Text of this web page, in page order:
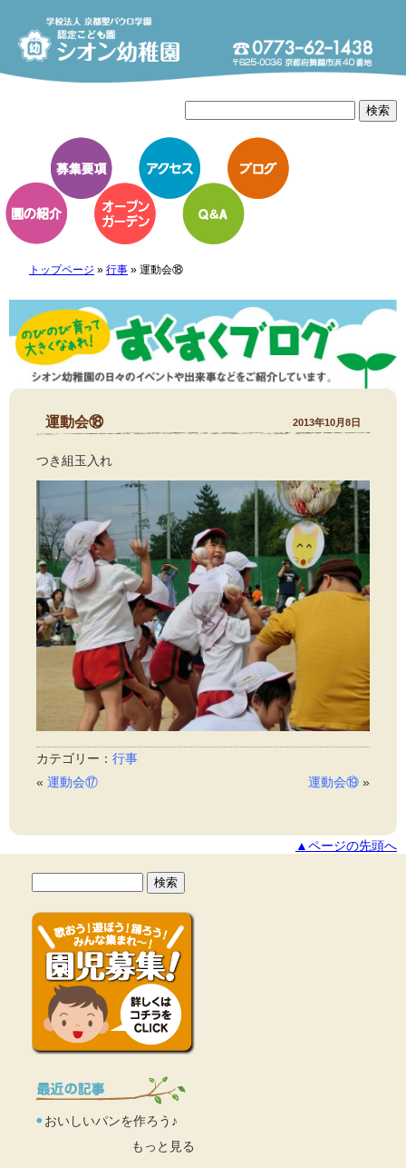
トップページ » 行事» 運動会⑱
運動会⑱ 2013年10月8日
つき組玉入れ
カテゴリー： 行事
« 運動会⑰ 運動会⑲ »
▲ページの先頭へ
おいしいパンを作ろう♪
もっと見る